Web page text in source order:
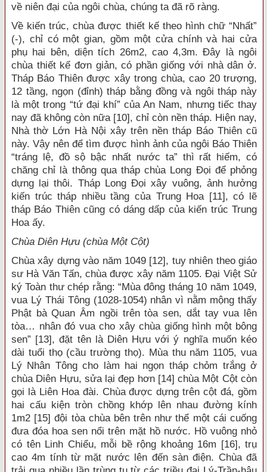
về niên đại của ngôi chùa, chúng ta đã rõ ràng.
Về kiến trúc, chùa được thiết kế theo hình chữ “Nhất”
(-), chỉ có một gian, gồm một cửa chính và hai cửa
phụ hai bên, diện tích 26m2, cao 4,3m. Đây là ngôi
chùa thiết kế đơn giản, có phần giống với nhà dân ở.
Tháp Báo Thiên được xây trong chùa, cao 20 trượng,
12 tầng, ngọn (đỉnh) tháp bằng đồng và ngôi tháp này
là một trong “tứ đại khí” của An Nam, nhưng tiếc thay
nay đã không còn nữa [10], chỉ còn nền tháp. Hiện nay,
Nhà thờ Lớn Hà Nội xây trên nền tháp Báo Thiên cũ
này. Vậy nên để tìm được hình ảnh của ngôi Báo Thiên
“tráng lệ, đồ sộ bậc nhất nước ta” thì rất hiếm, có
chăng chỉ là thông qua tháp chùa Long Đọi để phỏng
dựng lại thôi. Tháp Long Đọi xây vuông, ảnh hưởng
kiến trúc tháp nhiều tầng của Trung Hoa [11], có lẽ
tháp Báo Thiên cũng có dáng dấp của kiến trúc Trung
Hoa ấy.
Chùa Diên Hựu (chùa Một Cột)
Chùa xây dựng vào năm 1049 [12], tuy nhiên theo giáo
sư Hà Văn Tấn, chùa được xây năm 1105. Đại Việt Sử
ký Toàn thư chép rằng: “Mùa đông tháng 10 năm 1049,
vua Lý Thái Tông (1028-1054) nhân vì nằm mộng thấy
Phật bà Quan Âm ngồi trên tòa sen, dắt tay vua lên
tòa… nhân đó vua cho xây chùa giống hình một bông
sen” [13], đặt tên là Diên Hựu với ý nghĩa muốn kéo
dài tuổi thọ (cầu trường thọ). Mùa thu năm 1105, vua
Lý Nhân Tông cho làm hai ngọn tháp chỏm trắng ở
chùa Diên Hựu, sửa lại đẹp hơn [14] chùa Một Cột còn
gọi là Liên Hoa đài. Chùa được dựng trên cột đá, gồm
hai cấu kiện tròn chồng khớp lên nhau đường kính
1m2 [15] đội tòa chùa bên trên như thể một cái cuống
đưa đóa hoa sen nổi trên mặt hồ nước. Hồ vuông nhỏ
có tên Linh Chiểu, mỗi bề rộng khoảng 16m [16], trụ
cao 4m tính từ mặt nước lên đến sàn điện. Chùa đã